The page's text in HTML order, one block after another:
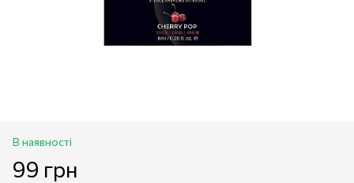
В наявності
99 грн